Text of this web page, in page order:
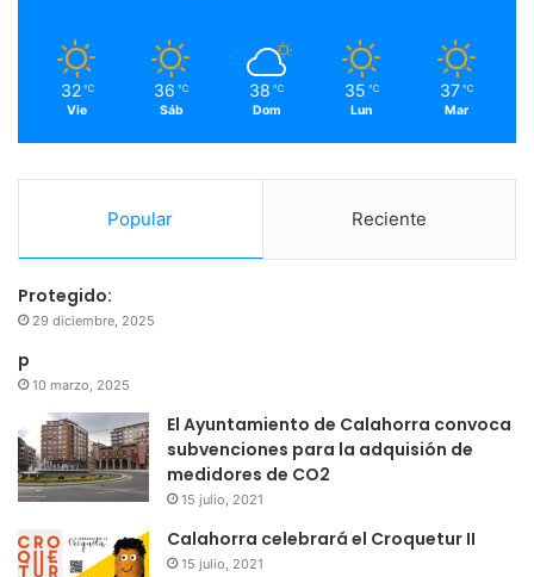
m
32 ℃
Vie
36 ℃
Sáb
38 ℃
Dom
35 ℃
Lun
37 ℃
Mar
Popular Reciente
Protegido:
29 diciembre, 2025
p
10 marzo, 2025
El Ayuntamiento de Calahorra convoca
subvenciones para la adquisión de
medidores de CO2
15 julio, 2021
Calahorra celebrará el Croquetur II
15 julio, 2021